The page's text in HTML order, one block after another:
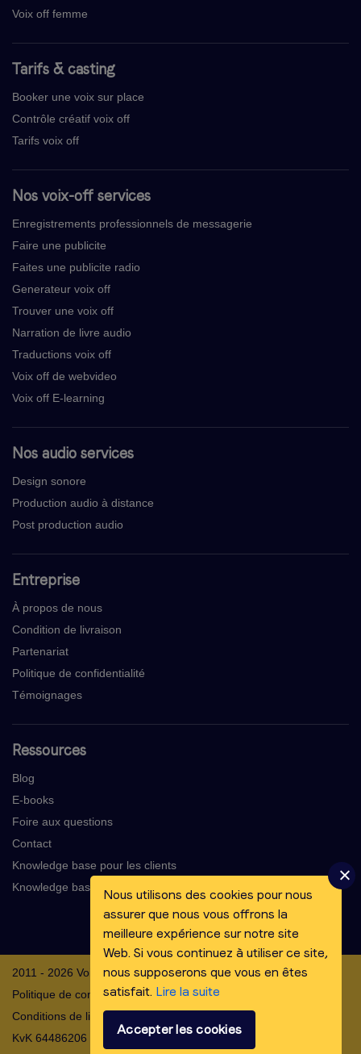
Voix off femme
Tarifs & casting
Booker une voix sur place
Contrôle créatif voix off
Tarifs voix off
Nos voix-off services
Enregistrements professionnels de messagerie
Faire une publicite
Faites une publicite radio
Generateur voix off
Trouver une voix off
Narration de livre audio
Traductions voix off
Voix off de webvideo
Voix off E-learning
Nos audio services
Design sonore
Production audio à distance
Post production audio
Entreprise
À propos de nous
Condition de livraison
Partenariat
Politique de confidentialité
Témoignages
Ressources
Blog
E-books
Foire aux questions
Contact
Knowledge base pour les clients
Knowledge base pour les voix-off
2011 - 2026 Voicebooking.com BV
Politique de confidentialité
Conditions de livraison
KvK 64486206
Nous utilisons des cookies pour nous
assurer que nous vous offrons la
meilleure expérience sur notre site
Web. Si vous continuez à utiliser ce site,
nous supposerons que vous en êtes
satisfait. Lire la suite
Accepter les cookies